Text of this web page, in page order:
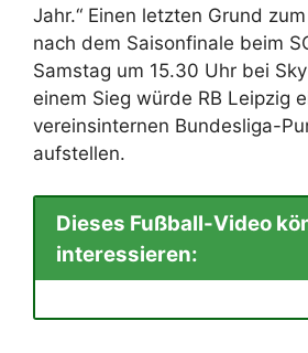
Jahr.“ Einen letzten Grund
nach dem Saisonfinale beim
Samstag um 15.30 Uhr bei
einem Sieg würde RB Leipzig
vereinsinternen Bundesliga-
aufstellen.
Dieses Fußball-Video
interessieren: